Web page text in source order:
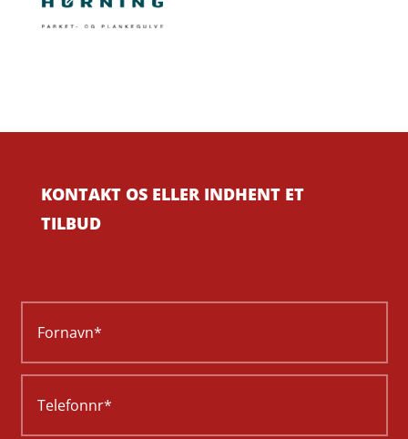
KONTAKT OS ELLER INDHENT ET
TILBUD